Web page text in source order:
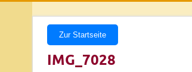
Zur Startseite
IMG_7028